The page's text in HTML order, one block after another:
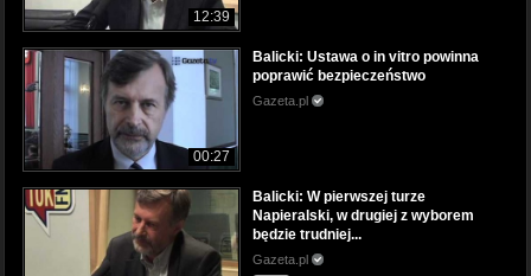
12:39
00:27
Balicki: Ustawa o in vitro powinna
poprawić bezpieczeństwo
Gazeta.pl
Balicki: W pierwszej turze
Napieralski, w drugiej z wyborem
będzie trudniej...
Gazeta.pl